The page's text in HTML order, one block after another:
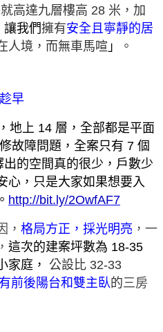
高達九層樓高 28 米，加
讓我們擁有安全且寧靜的居
人境，而無車馬喧 」 。
早
地上 14 層，全部都是平面
故障問題，全案只有 7 個
的空間真的很少，戶數少
心，只是大家如果想要入
http://bit.ly/2OwfAF7
， 格局方正，採光明亮 ，一
， 這次的建案坪數為 18-35
家庭，
公設比 32-33
前後陽台和雙主臥的三房